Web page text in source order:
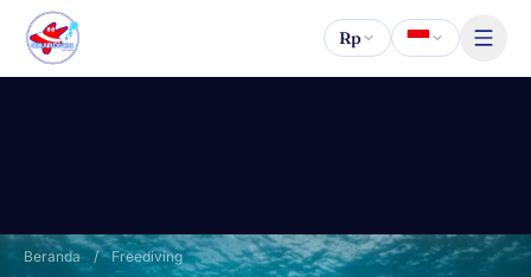
Lewati ke konten
Rp
Beranda / Freediving